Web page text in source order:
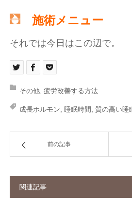
施術メニュー
それでは今日はこの辺で。
その他 疲労改善する方法
成長ホルモン 睡眠時間 質の高い睡
前の記事
関連記事